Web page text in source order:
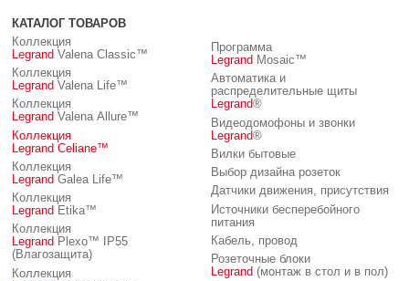
КАТАЛОГ ТОВАРОВ
Коллекция
Legrand Valena Classic™
Коллекция
Legrand Valena Life™
Коллекция
Legrand Valena Allure™
Коллекция
Legrand Celiane™
Коллекция
Legrand Galea Life™
Коллекция
Legrand Etika™
Коллекция
Legrand Plexo™ IP55
(Влагозащита)
Коллекция
Программа
Legrand Mosaic™
Автоматика и
распределительные щиты
Legrand®
Видеодомофоны и звонки
Legrand®
Вилки бытовые
Выбор дизайна розеток
Датчики движения, присутствия
Источники бесперебойного
питания
Кабель, провод
Розеточные блоки
Legrand (монтаж в стол и в пол)